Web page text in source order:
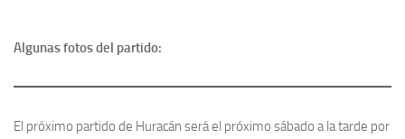
Algunas fotos del partido:
El próximo partido de Huracán será el próximo sábado a la tarde por